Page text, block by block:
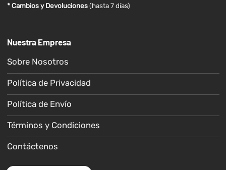
* Cambios y Devoluciones (hasta 7 días)
Nuestra Empresa
Sobre Nosotros
Política de Privacidad
Política de Envío
Términos y Condiciones
Contáctenos